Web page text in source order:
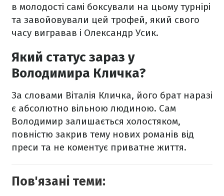
в молодості самі боксували на цьому турнірі
та завойовували цей трофей, який свого
часу вигравав і Олександр Усик.
Який статус зараз у
Володимира Кличка?
За словами Віталія Кличка, його брат наразі
є абсолютно вільною людиною. Сам
Володимир залишається холостяком,
повністю закрив тему нових романів від
преси та не коментує приватне життя.
Пов'язані теми: